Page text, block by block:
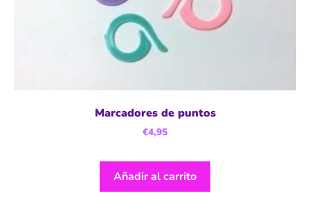
Marcadores de puntos
€4,95
Añadir al carrito